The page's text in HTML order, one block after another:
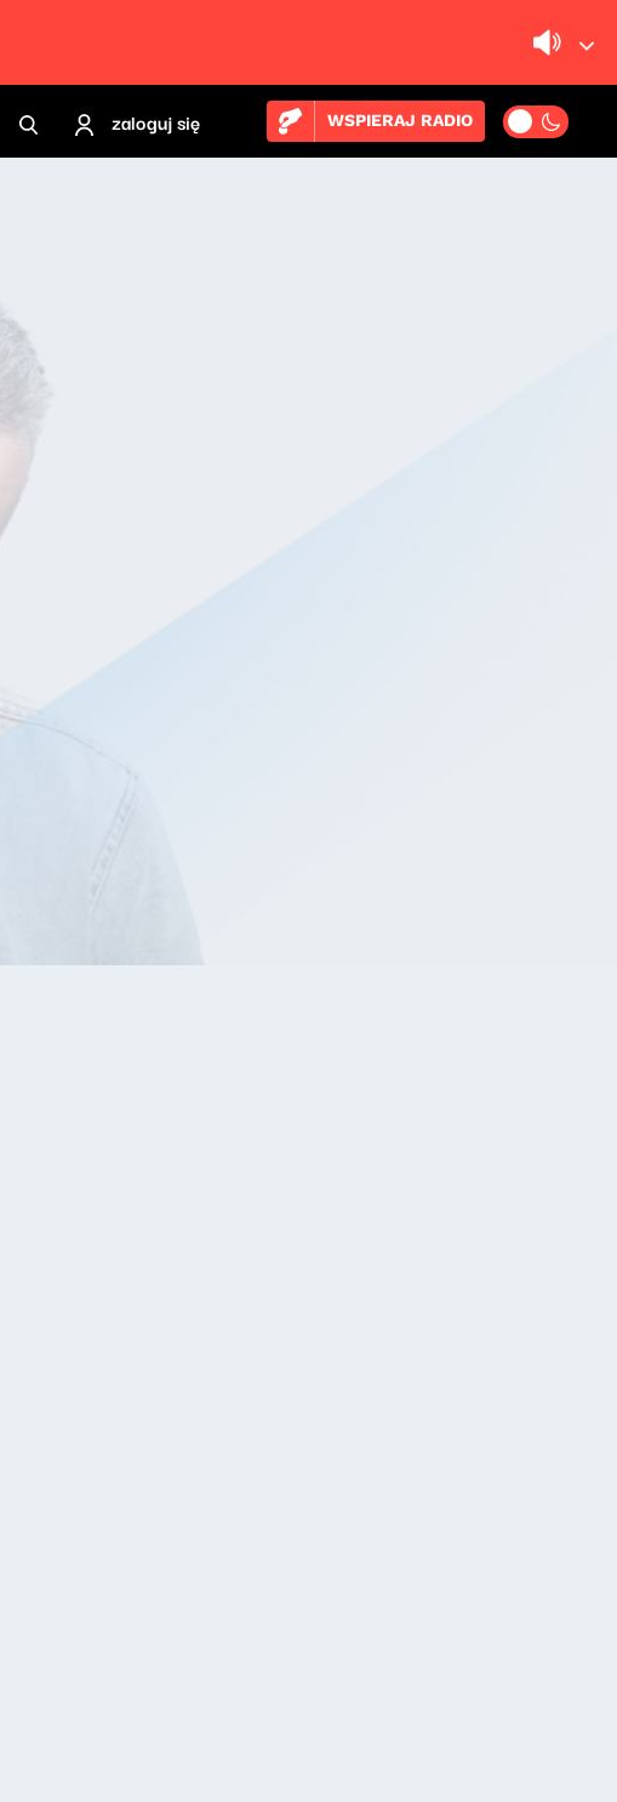
zaloguj się WSPIERAJ RADIO